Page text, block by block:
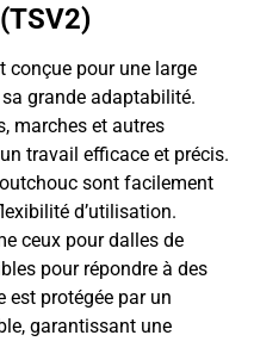
conçue pour une large
grande adaptabilité.
marches et autres
travail efficace et précis.
sont facilement
d’utilisation.
ceux pour dalles de
pour répondre à des
est protégée par un
garantissant une